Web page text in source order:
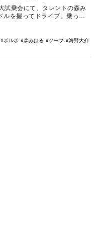
試乗会にて、タレントの森み
ルを握ってドライブ。乗って
ボルボ 森みはる ジープ
海野大介